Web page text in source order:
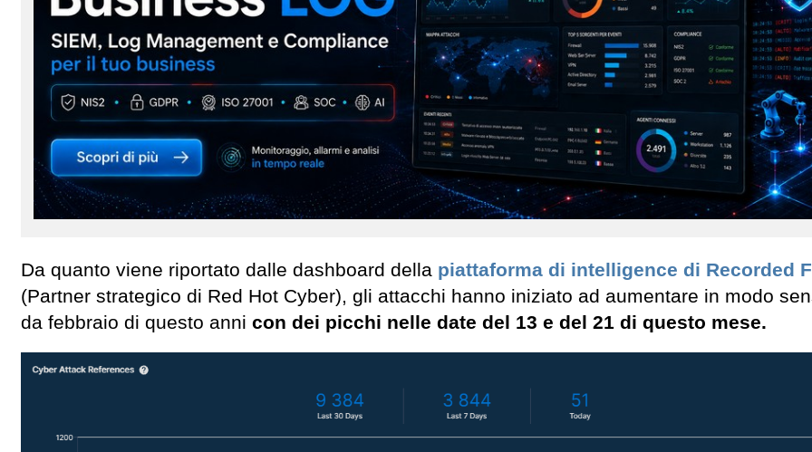
Da quanto viene riportato dalle dashboard della piattaforma di intelligence di Recorded
(Partner strategico di Red Hot Cyber), gli attacchi hanno iniziato ad aumentare in modo
da febbraio di questo anni con dei picchi nelle date del 13 e del 21 di questo mese.